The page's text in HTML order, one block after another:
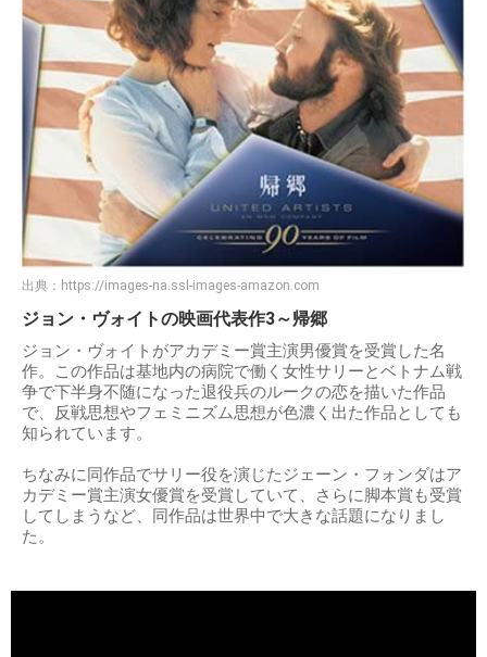
出典： https://images-na.ssl-images-amazon.com
ジョン・ヴォイトの映画代表作3～帰郷
ジョン・ヴォイトがアカデミー賞主演男優賞を受賞した名
作。この作品は基地内の病院で働く女性サリーとベトナム戦
争で下半身不随になった退役兵のルークの恋を描いた作品
で、反戦思想やフェミニズム思想が色濃く出た作品としても
知られています。
ちなみに同作品でサリー役を演じたジェーン・フォンダはア
カデミー賞主演女優賞を受賞していて、さらに脚本賞も受賞
してしまうなど、同作品は世界中で大きな話題になりまし
た。